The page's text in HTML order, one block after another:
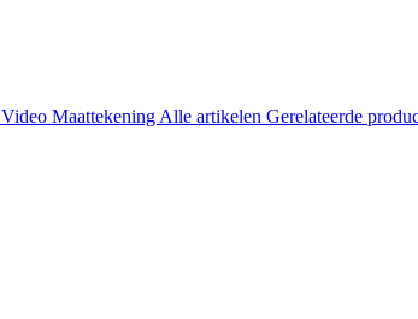
Video MaattekeningAlle artikelen Gerelateerde